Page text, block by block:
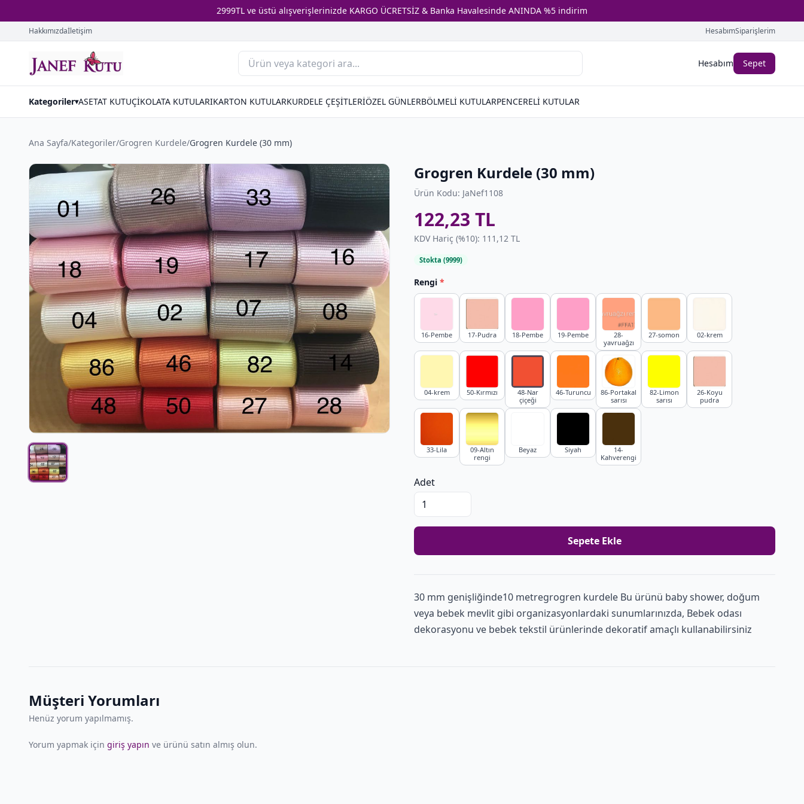
2999TL ve üstü alışverişlerinizde KARGO ÜCRETSİZ & Banka Havalesinde ANINDA %5 indirim
Hakkımızdaİletişim HesabımSiparişlerim
Hesabım Sepet
Kategoriler▾ASETAT KUTUÇİKOLATA KUTULARIKARTON KUTULARKURDELE ÇEŞİTLERİÖZEL GÜNLERBÖLMELİ KUTULARPENCERELİ KUTULAR
Ana Sayfa/Kategoriler/Grogren Kurdele/Grogren Kurdele (30 mm)
Grogren Kurdele (30 mm)
Ürün Kodu: JaNef1108
122,23 TL
KDV Hariç (%10): 111,12 TL
Stokta (9999)
Rengi *
16-Pembe 17-Pudra 18-Pembe 19-Pembe
28-
yavruağzı
27-somon 02-krem
04-krem 50-Kırmızı
48-Nar
çiçeği
46-Turuncu
86-Portakal
sarısı
82-Limon
sarısı
26-Koyu
pudra
33-Lila
09-Altın
rengi
Beyaz Siyah
14-
Kahverengi
Adet
Sepete Ekle
30 mm genişliğinde10 metregrogren kurdele Bu ürünü baby shower, doğum
veya bebek mevlit gibi organizasyonlardaki sunumlarınızda, Bebek odası
dekorasyonu ve bebek tekstil ürünlerinde dekoratif amaçlı kullanabilirsiniz
Müşteri Yorumları
Henüz yorum yapılmamış.
Yorum yapmak için giriş yapın ve ürünü satın almış olun.